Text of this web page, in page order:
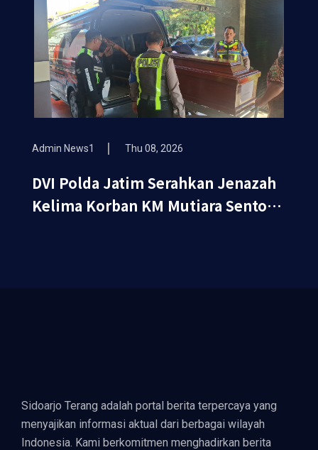
Admin News1 Thu 08, 2026
DVI Polda Jatim Serahkan Jenazah
Kelima Korban KM Mutiara Sentosa
Sidoarjo Terang adalah portal berita terpercaya yang
menyajikan informasi aktual dari berbagai wilayah
Indonesia. Kami berkomitmen menghadirkan berita